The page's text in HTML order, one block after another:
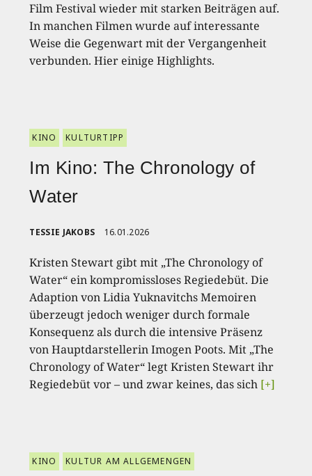
Film Festival wieder mit starken Beiträgen auf.
In manchen Filmen wurde auf interessante
Weise die Gegenwart mit der Vergangenheit
verbunden. Hier einige Highlights.
KINO KULTURTIPP
Im Kino: The Chronology of
Water
TESSIE JAKOBS 16.01.2026
Kristen Stewart gibt mit „The Chronology of
Water“ ein kompromissloses Regiedebüt. Die
Adaption von Lidia Yuknavitchs Memoiren
überzeugt jedoch weniger durch formale
Konsequenz als durch die intensive Präsenz
von Hauptdarstellerin Imogen Poots. Mit „The
Chronology of Water“ legt Kristen Stewart ihr
Regiedebüt vor – und zwar keines, das sich [+]
KINO KULTUR AM ALLGEMENGEN